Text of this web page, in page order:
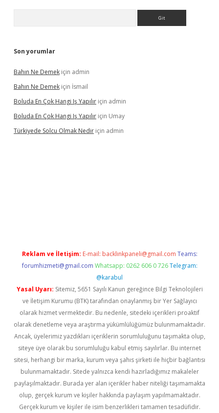
Son yorumlar
Bahın Ne Demek için admin
Bahın Ne Demek için İsmail
Boluda En Çok Hangi Iş Yapılır için admin
Boluda En Çok Hangi Iş Yapılır için Umay
Türkiyede Solcu Olmak Nedir için admin
Reklam ve İletişim: E-mail: backlinkpaneli@gmail.com Teams:
forumhizmeti@gmail.com Whatsapp: 0262 606 0 726 Telegram:
@karabul
Yasal Uyarı: Sitemiz, 5651 Sayılı Kanun gereğince Bilgi Teknolojileri
ve İletişim Kurumu (BTK) tarafından onaylanmış bir Yer Sağlayıcı
olarak hizmet vermektedir. Bu nedenle, sitedeki içerikleri proaktif
olarak denetleme veya araştırma yükümlülüğümüz bulunmamaktadır.
Ancak, üyelerimiz yazdıkları içeriklerin sorumluluğunu taşımakta olup,
siteye üye olarak bu sorumluluğu kabul etmiş sayılırlar. Bu internet
sitesi, herhangi bir marka, kurum veya şahıs şirketi ile hiçbir bağlantısı
bulunmamaktadır. Sitede yalnızca kendi hazırladığımız makaleler
paylaşılmaktadır. Burada yer alan içerikler haber niteliği taşımamakta
olup, gerçek kurum ve kişiler hakkında paylaşım yapılmamaktadır.
Gerçek kurum ve kişiler ile isim benzerlikleri tamamen tesadüfidir.